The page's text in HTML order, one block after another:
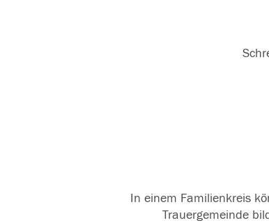
In einem Familienkreis
Trauergemeinde